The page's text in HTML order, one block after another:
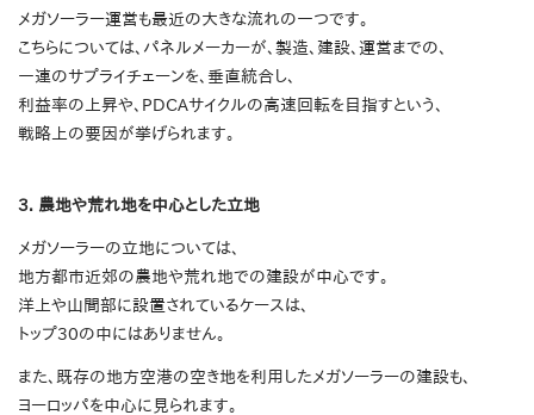
メガソーラー運営も最近の大きな流れの一つです。
こちらについては、パネルメーカーが、製造、建設、運営までの、
一連のサプライチェーンを、垂直統合し、
利益率の上昇や、PDCAサイクルの高速回転を目指すという、
戦略上の要因が挙げられます。
3. 農地や荒れ地を中心とした立地
メガソーラーの立地については、
地方都市近郊の農地や荒れ地での建設が中心です。
洋上や山間部に設置されているケースは、
トップ30の中にはありません。
また、既存の地方空港の空き地を利用したメガソーラーの建設も、
ヨーロッパを中心に見られます。